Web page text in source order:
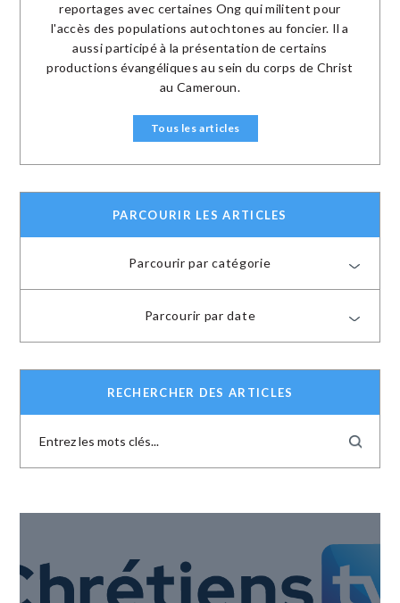
reportages avec certaines Ong qui militent pour
l'accès des populations autochtones au foncier. Il a
aussi participé à la présentation de certains
productions évangéliques au sein du corps de Christ
au Cameroun.
Tous les articles
PARCOURIR LES ARTICLES
Parcourir par catégorie
Parcourir par date
RECHERCHER DES ARTICLES